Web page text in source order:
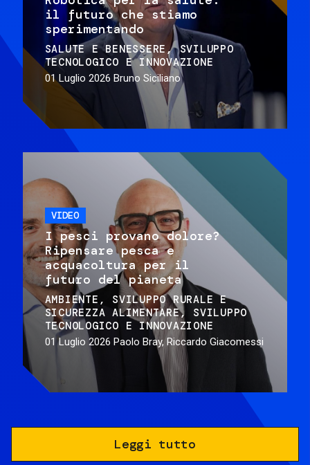
il futuro che stiamo
sperimentando
SALUTE E BENESSERE
SVILUPPO
TECNOLOGICO E INNOVAZIONE
01 Luglio 2026 Bruno Siciliano
VIDEO
I pesci provano dolore?
Ripensare pesca e
acquacoltura per il
futuro del pianeta
AMBIENTE
SVILUPPO RURALE E
SICUREZZA ALIMENTARE
SVILUPPO
TECNOLOGICO E INNOVAZIONE
01 Luglio 2026 Paolo Bray, Riccardo Giacomessi
Leggi tutto